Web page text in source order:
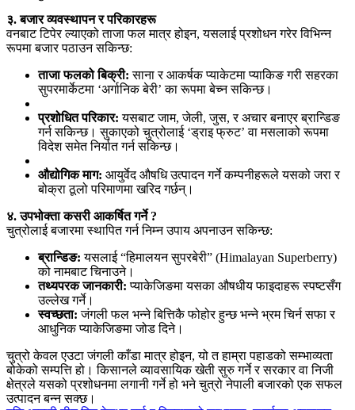
३. बजार व्यवस्थापन र परिकारहरू
वनबाट टिपेर ल्याएको ताजा फल मात्र होइन, यसलाई प्रशोधन गरेर विभिन्न
रूपमा बजार पठाउन सकिन्छ:
ताजा फलको बिक्री: साना र आकर्षक प्याकेटमा प्याकिङ गरी सहरका
सुपरमार्केटमा ‘अर्गानिक बेरी’ का रूपमा बेच्न सकिन्छ।
प्रशोधित परिकार: यसबाट जाम, जेली, जुस, र अचार बनाएर ब्रान्डिङ
गर्न सकिन्छ। सुकाएको चुत्रोलाई ‘ड्राइ फ्रुट’ वा मसलाको रूपमा
विदेश समेत निर्यात गर्न सकिन्छ।
औद्योगिक माग: आयुर्वेद औषधि उत्पादन गर्ने कम्पनीहरूले यसको जरा र
बोक्रा ठूलो परिमाणमा खरिद गर्छन्।
४. उपभोक्ता कसरी आकर्षित गर्ने ?
चुत्रोलाई बजारमा स्थापित गर्न निम्न उपाय अपनाउन सकिन्छ:
ब्रान्डिङ: यसलाई “हिमालयन सुपरबेरी” (Himalayan Superberry)
को नामबाट चिनाउने।
तथ्यपरक जानकारी: प्याकेजिङमा यसका औषधीय फाइदाहरू स्पष्टसँग
उल्लेख गर्ने।
स्वच्छता: जंगली फल भन्ने बित्तिकै फोहोर हुन्छ भन्ने भ्रम चिर्न सफा र
आधुनिक प्याकेजिङमा जोड दिने।
चुत्रो केवल एउटा जंगली काँडा मात्र होइन, यो त हाम्रा पहाडको सम्भाव्यता
बोकेको सम्पत्ति हो। किसानले व्यावसायिक खेती सुरु गर्ने र सरकार वा निजी
क्षेत्रले यसको प्रशोधनमा लगानी गर्ने हो भने चुत्रो नेपाली बजारको एक सफल
उत्पादन बन्न सक्छ।